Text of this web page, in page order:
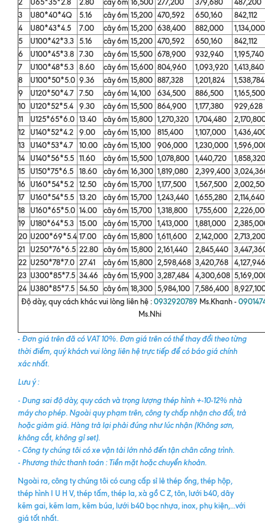
3
U80*40*4Q 5.16 cây 6m 15,200 470,592 650,160
842,112
4
U80*43*4.5 7.00 cây 6m 15,200 638,400 882,000
5
U100*42*3.3 5.16 cây 6m 15,200 470,592 650,160
842,112
6
U100*45*3.8 7.30 cây 6m 15,500 678,900 932,940
1,195,740
7
U100*48*5.3 8.60 cây 6m 15,600 804,960 1,093,920
1,413,840
8
U100*50*5.0 9.36 cây 6m 15,800 887,328 1,201,824
9
U120*50*4.7 7.50 cây 6m 14,100 634,500 886,500
10 U120*52*5.4 9.30 cây 6m 15,500 864,900 1,177,380
929,628
11
U125*65*6.0 13.40 cây 6m 15,800 1,270,320 1,704,480
12
U140*52*4.2 9.00 cây 6m 15,100 815,400 1,107,000
13
U140*53*4.7 10.00 cây 6m 15,100 906,000 1,230,000
14
U140*56*5.5 11.60 cây 6m 15,500 1,078,800 1,440,720
15
U150*75*6.5 18.60 cây 6m 16,300 1,819,080 2,399,400
16
U160*54*5.2 12.50 cây 6m 15,700 1,177,500 1,567,500
17
U160*54*5.5 13.20 cây 6m 15,700 1,243,440 1,655,280
18
U160*65*5.0 14.00 cây 6m 15,700 1,318,800 1,755,600
19
U180*64*5.3 15.00 cây 6m 15,700 1,413,000 1,881,000
20 U200*69*5.4 17.00 cây 6m 15,800 1,611,600 2,142,000
21
U250*76*6.5 22.80 cây 6m 15,800 2,161,440 2,845,440
22 U250*78*7.0 27.41 cây 6m 15,800 2,598,468 3,420,768
23 U300*85*7.5 34.46 cây 6m 15,900 3,287,484 4,300,608
24 U380*85*7.5 54.50 cây 6m 18,300 5,984,100 7,586,400
Độ dày, quy cách khác vui lòng liên hệ :0932920789 Ms.Khanh -
Ms.Nhi
- Đơn giá trên đã có VAT 10%. Đơn giá trên có thể thay đổi theo từng
thời điểm, quý khách vui lòng liên hệ trực tiếp để có báo giá chính
xác nhất.
Lưu ý :
- Dung sai độ dày, quy cách và trọng lượng thép hình +-10-12% nhà
máy cho phép. Ngoài quy phạm trên, công ty chấp nhận cho đổi, trả
hoặc giảm giá. Hàng trả lại phải đúng như lúc nhận (Không sơn,
không cắt, không gỉ set).
- Công ty chúng tôi có xe vận tải lớn nhỏ đến tận chân công trình.
- Phương thức thanh toán : Tiền mặt hoặc chuyển khoản.
Ngoài ra, công ty chúng tôi có cung cấp sỉ lẻ thép ống, thép hộp,
thép hình I U H V, thép tấm, thép la, xà gồ C Z, tôn, lưới b40, dây
kẽm gai, kẽm lam, kẽm búa, lưới b40 bọc nhựa, inox, phụ kiện,...với
giá tốt nhất.